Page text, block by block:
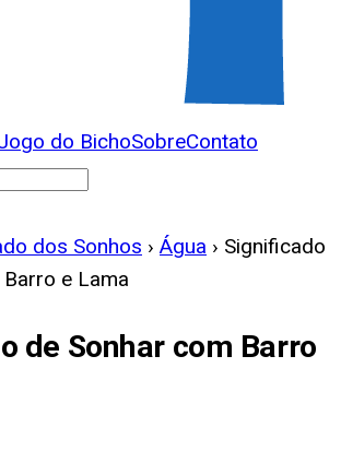
do BichoSobreContato
dos Sonhos › Água › Significado
e Lama
de Sonhar com Barro